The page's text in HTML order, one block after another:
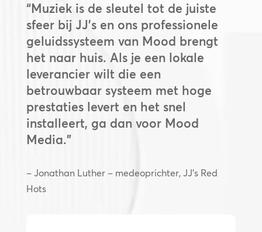
“Muziek is de sleutel tot de juiste
sfeer bij JJ’s en ons professionele
geluidssysteem van Mood brengt
het naar huis. Als je een lokale
leverancier wilt die een
betrouwbaar systeem met hoge
prestaties levert en het snel
installeert, ga dan voor Mood
Media.”
– Jonathan Luther – medeoprichter, JJ’s Red
Hots